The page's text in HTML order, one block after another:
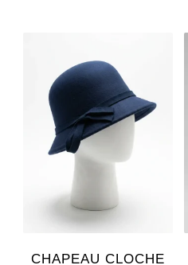
plusieurs
variations.
Les
options
peuvent
sur
la
page
CHAPEAU CLOCHE